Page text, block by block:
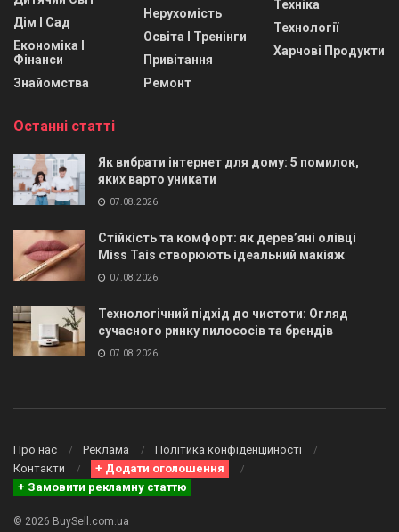
Дім І Сад
Економіка І
Фінанси
Знайомства
Нерухомість
Освіта І Тренінги
Привітання
Ремонт
Техніка
Технології
Харчові Продукти
Останні статті
Як вибрати інтернет для дому: 5 помилок,
яких варто уникати
07.08.2026
Стійкість та комфорт: як дерев’яні олівці
Miss Tais створюють ідеальний макіяж
07.08.2026
Технологічний підхід до чистоти: Огляд
сучасного ринку пилососів та брендів
07.08.2026
Про нас Реклама
Політика конфіденційності
Контакти
+ Додати оголошення
+ Замовити рекламну статтю
© 2026 BuySell.com.ua